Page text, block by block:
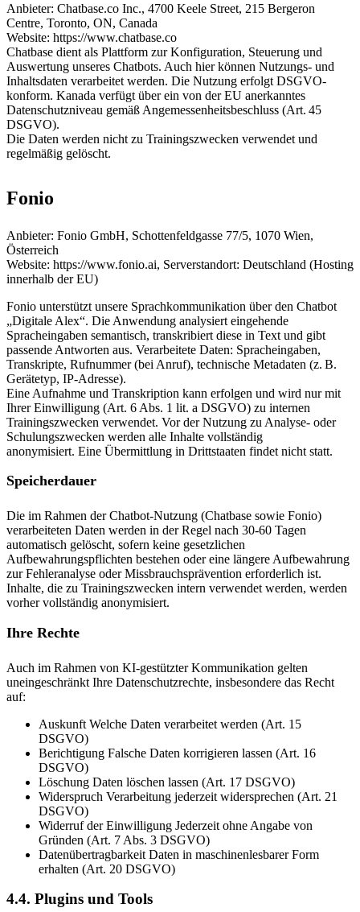
Anbieter: Chatbase.co Inc., 4700 Keele Street, 215 Bergeron
Centre, Toronto, ON, Canada
Website: https://www.chatbase.co
Chatbase dient als Plattform zur Konfiguration, Steuerung und
Auswertung unseres Chatbots. Auch hier können Nutzungs- und
Inhaltsdaten verarbeitet werden. Die Nutzung erfolgt DSGVO-
konform. Kanada verfügt über ein von der EU anerkanntes
Datenschutzniveau gemäß Angemessenheitsbeschluss (Art. 45
DSGVO).
Die Daten werden nicht zu Trainingszwecken verwendet und
regelmäßig gelöscht.
Fonio
Anbieter: Fonio GmbH, Schottenfeldgasse 77/5, 1070 Wien,
Österreich
Website: https://www.fonio.ai, Serverstandort: Deutschland (Hosting
innerhalb der EU)
Fonio unterstützt unsere Sprachkommunikation über den Chatbot
„Digitale Alex“. Die Anwendung analysiert eingehende
Spracheingaben semantisch, transkribiert diese in Text und gibt
passende Antworten aus. Verarbeitete Daten: Spracheingaben,
Transkripte, Rufnummer (bei Anruf), technische Metadaten (z. B.
Gerätetyp, IP-Adresse).
Eine Aufnahme und Transkription kann erfolgen und wird nur mit
Ihrer Einwilligung (Art. 6 Abs. 1 lit. a DSGVO) zu internen
Trainingszwecken verwendet. Vor der Nutzung zu Analyse- oder
Schulungszwecken werden alle Inhalte vollständig
anonymisiert. Eine Übermittlung in Drittstaaten findet nicht statt.
Speicherdauer
Die im Rahmen der Chatbot-Nutzung (Chatbase sowie Fonio)
verarbeiteten Daten werden in der Regel nach 30-60 Tagen
automatisch gelöscht, sofern keine gesetzlichen
Aufbewahrungspflichten bestehen oder eine längere Aufbewahrung
zur Fehleranalyse oder Missbrauchsprävention erforderlich ist.
Inhalte, die zu Trainingszwecken intern verwendet werden, werden
vorher vollständig anonymisiert.
Ihre Rechte
Auch im Rahmen von KI-gestützter Kommunikation gelten
uneingeschränkt Ihre Datenschutzrechte, insbesondere das Recht
auf:
Auskunft Welche Daten verarbeitet werden (Art. 15
DSGVO)
Berichtigung Falsche Daten korrigieren lassen (Art. 16
DSGVO)
Löschung Daten löschen lassen (Art. 17 DSGVO)
Widerspruch Verarbeitung jederzeit widersprechen (Art. 21
DSGVO)
Widerruf der Einwilligung Jederzeit ohne Angabe von
Gründen (Art. 7 Abs. 3 DSGVO)
Datenübertragbarkeit Daten in maschinenlesbarer Form
erhalten (Art. 20 DSGVO)
4.4. Plugins und Tools